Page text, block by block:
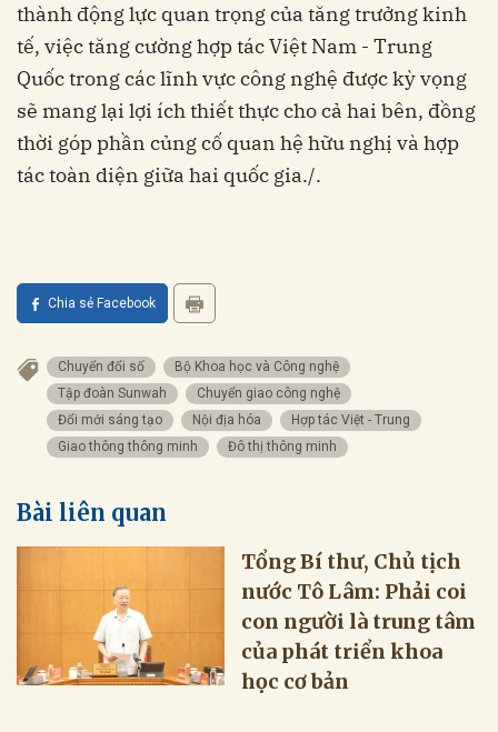
thành động lực quan trọng của tăng trưởng kinh
tế, việc tăng cường hợp tác Việt Nam - Trung
Quốc trong các lĩnh vực công nghệ được kỳ vọng
sẽ mang lại lợi ích thiết thực cho cả hai bên, đồng
thời góp phần củng cố quan hệ hữu nghị và hợp
tác toàn diện giữa hai quốc gia./.
Chia sẻ Facebook
Chuyển đổi số
Bộ Khoa học và Công nghệ
Tập đoàn Sunwah
Chuyển giao công nghệ
Đổi mới sáng tạo
Nội địa hóa
Hợp tác Việt - Trung
Giao thông thông minh
Đô thị thông minh
Bài liên quan
Tổng Bí thư, Chủ tịch
nước Tô Lâm: Phải coi
con người là trung tâm
của phát triển khoa
học cơ bản